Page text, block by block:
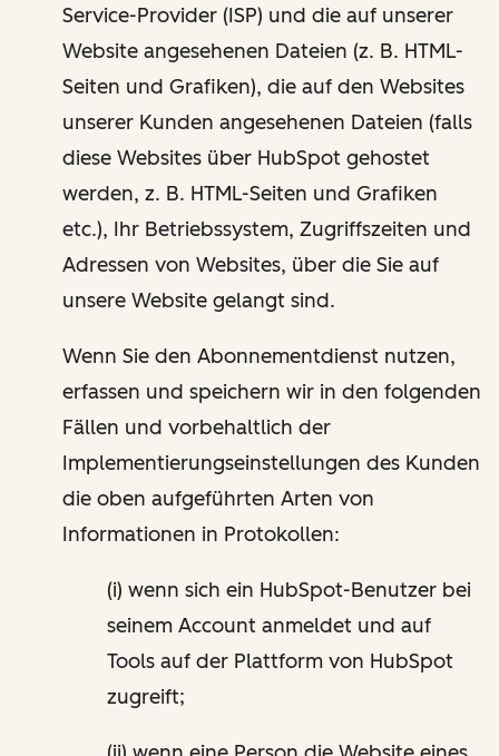
Service-Provider (ISP) und die auf unserer
Website angesehenen Dateien (z. B. HTML-
Seiten und Grafiken), die auf den Websites
unserer Kunden angesehenen Dateien (falls
diese Websites über HubSpot gehostet
werden, z. B. HTML-Seiten und Grafiken
etc.), Ihr Betriebssystem, Zugriffszeiten und
Adressen von Websites, über die Sie auf
unsere Website gelangt sind.
Wenn Sie den Abonnementdienst nutzen,
erfassen und speichern wir in den folgenden
Fällen und vorbehaltlich der
Implementierungseinstellungen des Kunden
die oben aufgeführten Arten von
Informationen in Protokollen:
(i) wenn sich ein HubSpot-Benutzer bei
seinem Account anmeldet und auf
Tools auf der Plattform von HubSpot
zugreift;